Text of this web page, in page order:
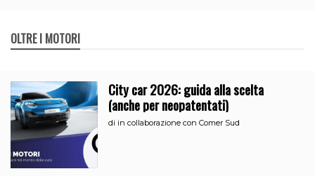
OLTRE I MOTORI
City car 2026: guida alla scelta
(anche per neopatentati)
di in collaborazione con Comer Sud